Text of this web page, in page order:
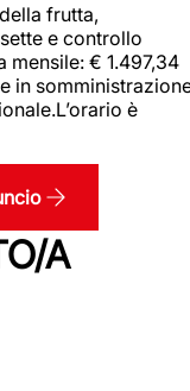
frutta,
e controllo
€ 1.497,34
in
è
A